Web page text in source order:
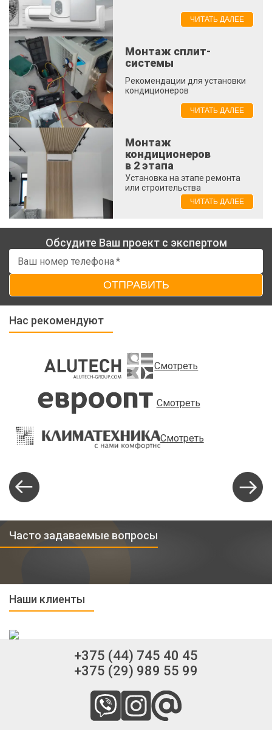
ЧИТАТЬ ДАЛЕЕ
Монтаж сплит-
системы
Рекомендации для установки
кондиционеров
ЧИТАТЬ ДАЛЕЕ
Монтаж
кондиционеров
в 2 этапа
Установка на этапе ремонта
или строительства
ЧИТАТЬ ДАЛЕЕ
Обсудите Ваш проект с экспертом
Ваш номер телефона*
ОТПРАВИТЬ
Нас рекомендуют
Смотреть
Смотреть
Смотреть
Часто задаваемые вопросы
Наши клиенты
+375 (44) 745 40 45
+375 (29) 989 55 99